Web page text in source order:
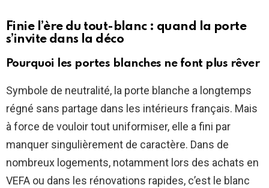
Finie l’ère du tout-blanc : quand la porte
s’invite dans la déco
Pourquoi les portes blanches ne font plus rêver
Symbole de neutralité, la porte blanche a longtemps
régné sans partage dans les intérieurs français. Mais
à force de vouloir tout uniformiser, elle a fini par
manquer singulièrement de caractère. Dans de
nombreux logements, notamment lors des achats en
VEFA ou dans les rénovations rapides, c’est le blanc